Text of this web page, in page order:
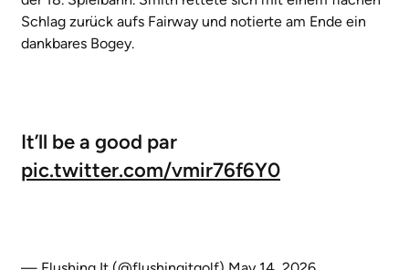
Schlag zurück aufs Fairway und notierte am Ende ein
dankbares Bogey.
It’ll be a good par
pic.twitter.com/vmir76f6Y0